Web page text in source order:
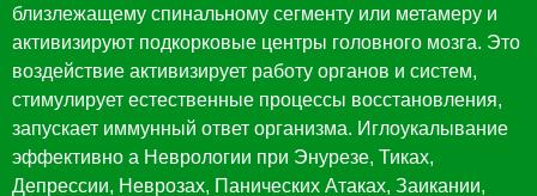
близлежащему спинальному сегменту или метамеру и
активизируют подкорковые центры головного мозга. Это
воздействие активизирует работу органов и систем,
стимулирует естественные процессы восстановления,
запускает иммунный ответ организма. Иглоукалывание
эффективно а Неврологии при Энурезе, Тиках,
Депрессии, Неврозах, Панических Атаках, Заикании,